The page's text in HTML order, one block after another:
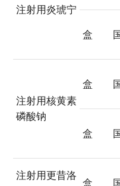
注射用炎琥宁
盒
注射用核黄素
磷酸钠
盒
盒
注射用更昔洛
盒